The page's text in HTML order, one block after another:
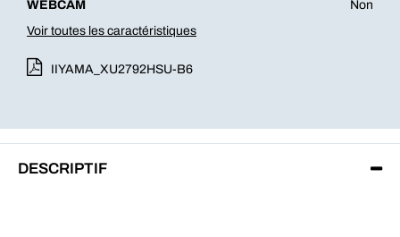
WEBCAM
Non
Voir toutes les caractéristiques
IIYAMA_XU2792HSU-B6
DESCRIPTIF